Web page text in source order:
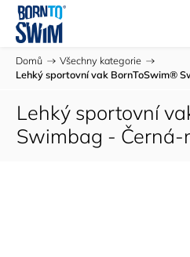
Domů / Všechny kategorie /
Lehký sportovní vak BornToSwim®
Lehký sportovní
Swimbag - Černá-